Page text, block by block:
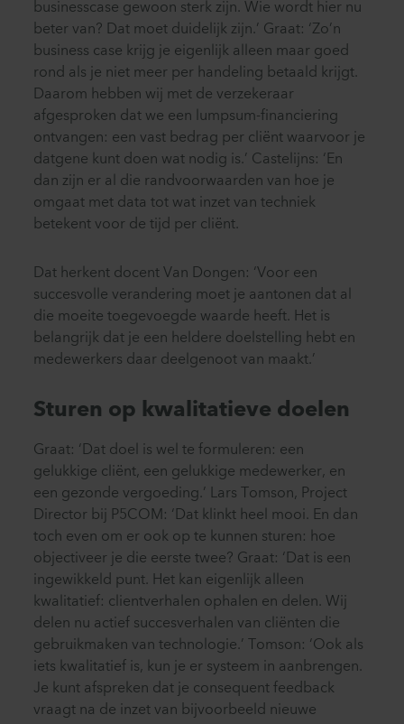
businesscase gewoon sterk zijn. Wie wordt hier nu
beter van? Dat moet duidelijk zijn.’ Graat: ‘Zo’n
business case krijg je eigenlijk alleen maar goed
rond als je niet meer per handeling betaald krijgt.
Daarom hebben wij met de verzekeraar
afgesproken dat we een lumpsum-financiering
ontvangen: een vast bedrag per cliënt waarvoor je
datgene kunt doen wat nodig is.’ Castelijns: ‘En
dan zijn er al die randvoorwaarden van hoe je
omgaat met data tot wat inzet van techniek
betekent voor de tijd per cliënt.
Dat herkent docent Van Dongen: ‘Voor een
succesvolle verandering moet je aantonen dat al
die moeite toegevoegde waarde heeft. Het is
belangrijk dat je een heldere doelstelling hebt en
medewerkers daar deelgenoot van maakt.’
Sturen op kwalitatieve doelen
Graat: ‘Dat doel is wel te formuleren: een
gelukkige cliënt, een gelukkige medewerker, en
een gezonde vergoeding.’ Lars Tomson, Project
Director bij P5COM: ‘Dat klinkt heel mooi. En dan
toch even om er ook op te kunnen sturen: hoe
objectiveer je die eerste twee? Graat: ‘Dat is een
ingewikkeld punt. Het kan eigenlijk alleen
kwalitatief: clientverhalen ophalen en delen. Wij
delen nu actief succesverhalen van cliënten die
gebruikmaken van technologie.’ Tomson: ‘Ook als
iets kwalitatief is, kun je er systeem in aanbrengen.
Je kunt afspreken dat je consequent feedback
vraagt na de inzet van bijvoorbeeld nieuwe